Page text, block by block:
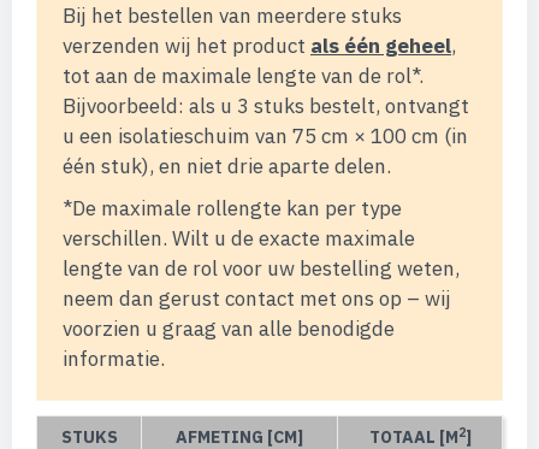
Bij het bestellen van meerdere stuks
verzenden wij het product als één geheel,
tot aan de maximale lengte van de rol*.
Bijvoorbeeld: als u 3 stuks bestelt, ontvangt
u een isolatieschuim van 75 cm × 100 cm (in
één stuk), en niet drie aparte delen.
*De maximale rollengte kan per type
verschillen. Wilt u de exacte maximale
lengte van de rol voor uw bestelling weten,
neem dan gerust contact met ons op – wij
voorzien u graag van alle benodigde
informatie.
STUKS AFMETING [CM] TOTAAL [M2]